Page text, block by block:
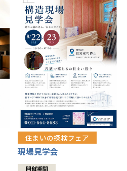
住まいの探検フェア
現場見学会
開催期間